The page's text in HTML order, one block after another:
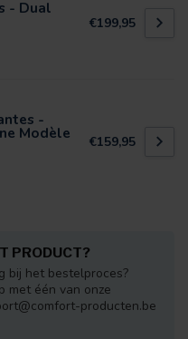
- Dual
€199,95
-
Modèle €159,95
PRODUCT?
bij het bestelproces?
met één van onze
producten.be